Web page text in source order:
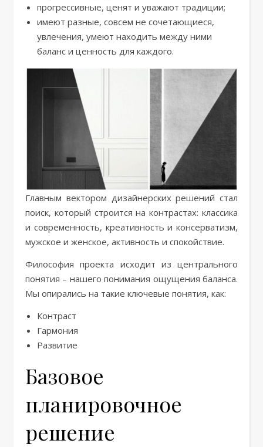
прогрессивные, ценят и уважают традиции;
имеют разные, совсем не сочетающиеся,
увлечения, умеют находить между ними
баланс и ценность для каждого.
Главным вектором дизайнерских решений стал
поиск, который строится на контрастах: классика
и современность, креативность и консерватизм,
мужское и женское, активность и спокойствие.
Философия проекта исходит из центрального
понятия – нашего понимания ощущения баланса.
Мы опирались на такие ключевые понятия, как:
Контраст
Гармония
Развитие
Базовое
планировочное
решение